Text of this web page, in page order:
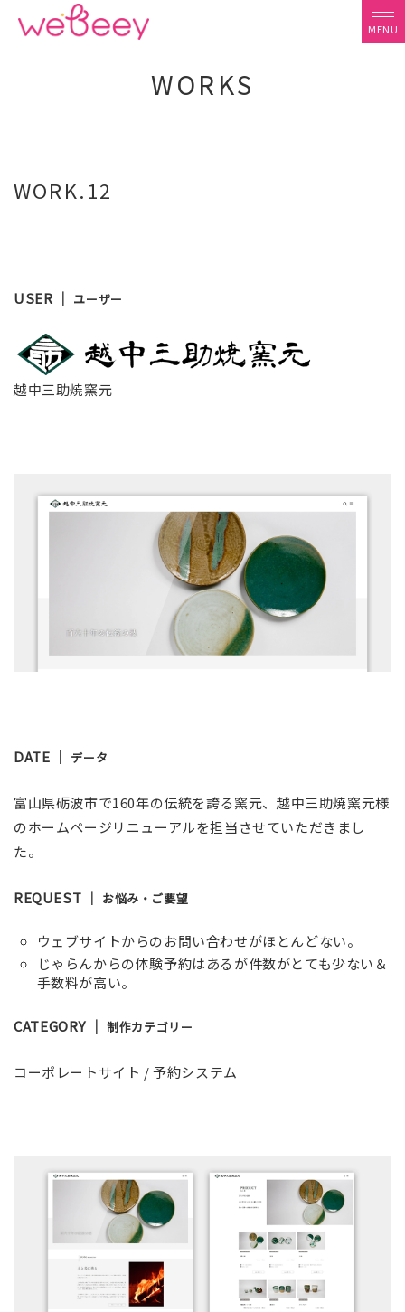
WORKS
WORK.12
USER ｜ ユーザー
越中三助焼窯元
DATE ｜ データ
富山県砺波市で160年の伝統を誇る窯元、越中三助焼窯元様
のホームページリニューアルを担当させていただきまし
た。
REQUEST ｜ お悩み・ご要望
ウェブサイトからのお問い合わせがほとんどない。
じゃらんからの体験予約はあるが件数がとても少ない＆
手数料が高い。
CATEGORY ｜制作カテゴリー
コーポレートサイト / 予約システム